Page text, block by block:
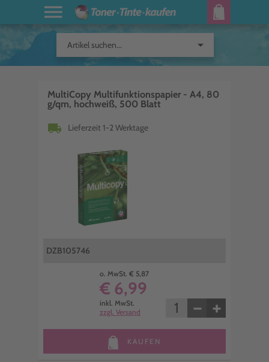
Artikel suchen... arrow_drop_down
MultiCopy Multifunktionspapier - A4, 80
g/qm, hochweiß, 500 Blatt
local_shipping Lieferzeit 1-2 Werktage
DZB105746
o. MwSt. € 5,87
€ 6,99
inkl. MwSt.
zzgl. Versand
− +
KAUFEN